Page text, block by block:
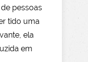
pessoas
tido uma
ela
em